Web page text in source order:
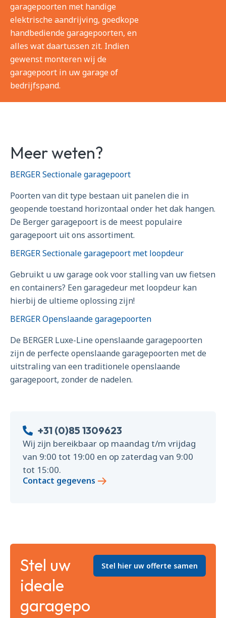
garagepoorten met handige
elektrische aandrijving, goedkope
handbediende garagepoorten, en
alles wat daartussen zit. Indien
gewenst monteren wij de
garagepoort in uw garage of
bedrijfspand.
Meer weten?
BERGER Sectionale garagepoort
Poorten van dit type bestaan uit panelen die in
geopende toestand horizontaal onder het dak hangen.
De Berger garagepoort is de meest populaire
garagepoort uit ons assortiment.
BERGER Sectionale garagepoort met loopdeur
Gebruikt u uw garage ook voor stalling van uw fietsen
en containers? Een garagedeur met loopdeur kan
hierbij de ultieme oplossing zijn!
BERGER Openslaande garagepoorten
De BERGER Luxe-Line openslaande garagepoorten
zijn de perfecte openslaande garagepoorten met de
uitstraling van een traditionele openslaande
garagepoort, zonder de nadelen.
+31 (0)85 1309623
Wij zijn bereikbaar op maandag t/m vrijdag
van 9:00 tot 19:00 en op zaterdag van 9:00
tot 15:00.
Contact gegevens
Stel uw
ideale
garagepo
Stel hier uw offerte samen